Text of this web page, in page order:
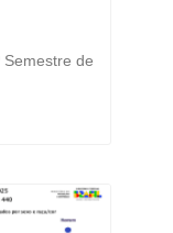
Semestre de